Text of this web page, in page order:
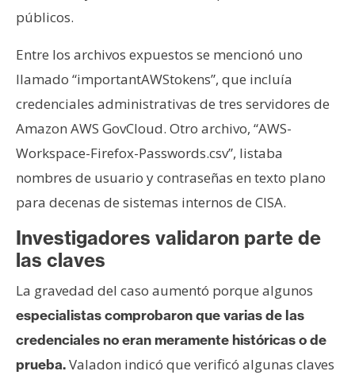
públicos.
Entre los archivos expuestos se mencionó uno
llamado “importantAWStokens”, que incluía
credenciales administrativas de tres servidores de
Amazon AWS GovCloud. Otro archivo, “AWS-
Workspace-Firefox-Passwords.csv”, listaba
nombres de usuario y contraseñas en texto plano
para decenas de sistemas internos de CISA.
Investigadores validaron parte de
las claves
La gravedad del caso aumentó porque algunos
especialistas comprobaron que varias de las
credenciales no eran meramente históricas o de
prueba.Valadon indicó que verificó algunas claves